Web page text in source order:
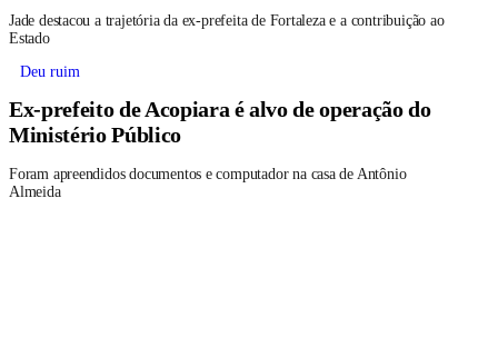
Jade destacou a trajetória da ex-prefeita de Fortaleza e a contribuição ao
Estado
Deu ruim
Ex-prefeito de Acopiara é alvo de operação do
Ministério Público
Foram apreendidos documentos e computador na casa de Antônio
Almeida